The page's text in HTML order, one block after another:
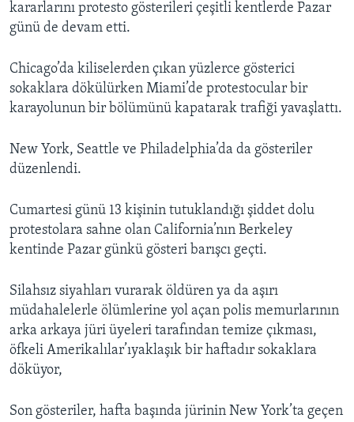
kararlarını protesto gösterileri çeşitli kentlerde Pazar
günü de devam etti.
Chicago’da kiliselerden çıkan yüzlerce gösterici
sokaklara dökülürken Miami’de protestocular bir
karayolunun bir bölümünü kapatarak trafiği yavaşlattı.
New York, Seattle ve Philadelphia’da da gösteriler
düzenlendi.
Cumartesi günü 13 kişinin tutuklandığı şiddet dolu
protestolara sahne olan California’nın Berkeley
kentinde Pazar günkü gösteri barışcı geçti.
Silahsız siyahları vurarak öldüren ya da aşırı
müdahalelerle ölümlerine yol açan polis memurlarının
arka arkaya jüri üyeleri tarafından temize çıkması,
öfkeli Amerikalılar’ıyaklaşık bir haftadır sokaklara
döküyor,
Son gösteriler, hafta başında jürinin New York’ta geçen